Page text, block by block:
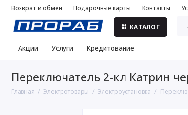
Возврат и обмен Подарочные карты Контакты
КАТАЛОГ
Акции Услуги Кредитование
Переключатель 2-кл Катрин
Главная Электротовары Электроустановка